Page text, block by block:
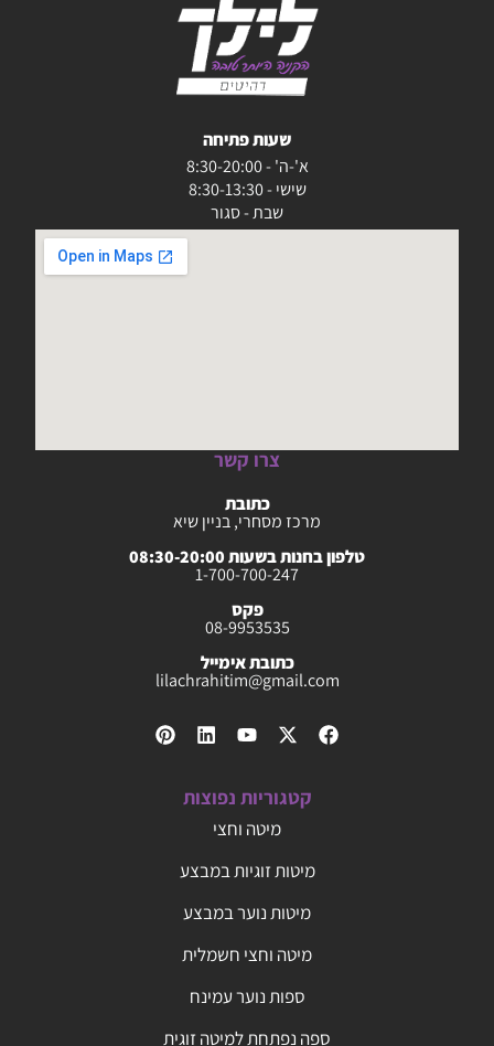
שעות פתיחה
א'-ה' - 8:30-20:00
שישי - 8:30-13:30
שבת - סגור
צרו קשר
כתובת
מרכז מסחרי, בניין שיא
טלפון בחנות בשעות 08:30-20:00
1-700-700-247
פקס
08-9953535
כתובת אימייל
lilachrahitim@gmail.com
קטגוריות נפוצות
מיטה וחצי
מיטות זוגיות במבצע
מיטות נוער במבצע
מיטה וחצי חשמלית
ספות נוער עמינח
ספה נפתחת למיטה זוגית